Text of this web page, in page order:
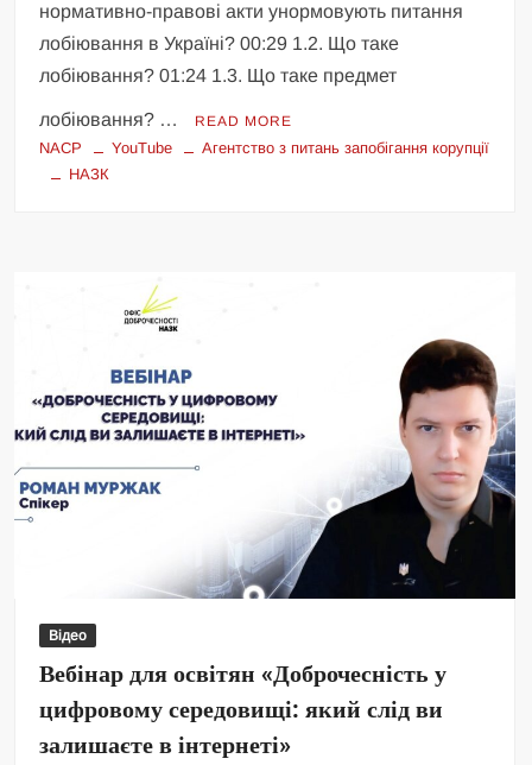
нормативно-правові акти унормовують питання
лобіювання в Україні? 00:29 1.2. Що таке
лобіювання? 01:24 1.3. Що таке предмет
лобіювання? … READ MORE
NACP YouTube
Агентство з питань запобігання корупції
НАЗК
Відео
Вебінар для освітян «Доброчесність у
цифровому середовищі: який слід ви
залишаєте в інтернеті»